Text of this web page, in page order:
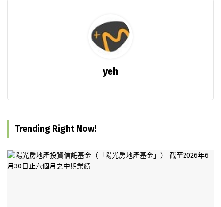
yeh
Trending Right Now!